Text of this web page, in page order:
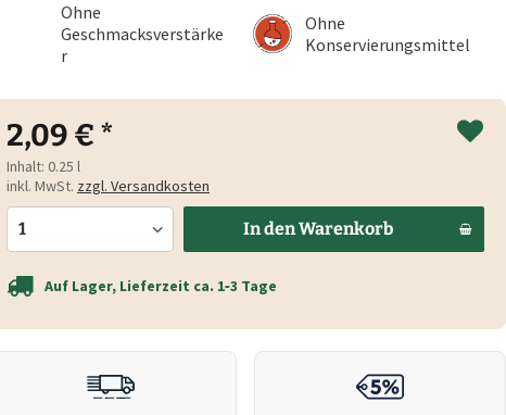
Ohne
Geschmacksverstärke
r
Ohne
Konservierungsmittel
2,09 € *
Inhalt: 0.25 l
inkl. MwSt. zzgl. Versandkosten
In denWarenkorb
Auf Lager, Lieferzeit ca. 1‑3 Tage